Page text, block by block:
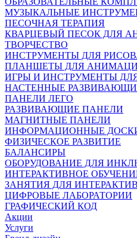
МУЗЫКАЛЬНЫЕ
ПЕСОЧНАЯ ТЕРАПИЯ
КВАРЦЕВЫЙ ПЕСОК ДЛЯ
ТВОРЧЕСТВО
ИНСТРУМЕНТЫ ДЛЯ
ПЛАНШЕТЫ ДЛЯ
ИГРЫ И ИНСТРУМЕНТЫ
НАСТЕННЫЕ
ПАНЕЛИ ЛЕГО
РАЗВИВАЮЩИЕ ПАНЕЛИ
МАГНИТНЫЕ ПАНЕЛИ
ИНФОРМАЦИОННЫЕ
ФИЗИЧЕСКОЕ РАЗВИТИЕ
БАЛАНСИРЫ
ОБОРУДОВАНИЕ ДЛЯ
ИНТЕРАКТИВНОЕ
ЗАНЯТИЯ ДЛЯ
ЦИФРОВЫЕ ЛАБОРАТОРИИ
ГРАФИЧЕСКИЙ КОД
Акции
Услуги